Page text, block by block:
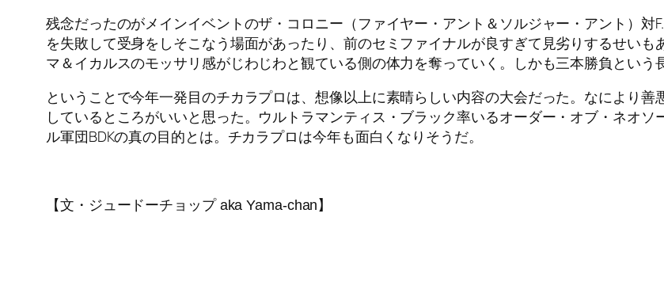
残念だったのがメインイベントのザ・コロニー（ファイヤー・アント＆ソルジャー・アント）対
を失敗して受身をしそこなう場面があったり、前のセミファイナルが良すぎて見劣りするせい
マ＆イカルスのモッサリ感がじわじわと観ている側の体力を奪っていく。しかも三本勝負という
ということで今年一発目のチカラプロは、想像以上に素晴らしい内容の大会だった。なにより
しているところがいいと思った。ウルトラマンティス・ブラック率いるオーダー・オブ・ネオ
ル軍団BDKの真の目的とは。チカラプロは今年も面白くなりそうだ。
【文・ジュードーチョップ aka Yama-chan】